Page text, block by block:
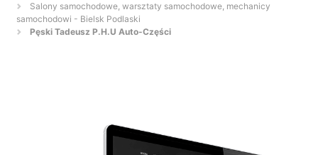
Salony samochodowe, warsztaty samochodowe, mechanicy
samochodowi - Bielsk Podlaski
Pęski Tadeusz P.H.U Auto-Części